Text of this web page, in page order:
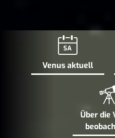
SA
Venus aktuell
Über die